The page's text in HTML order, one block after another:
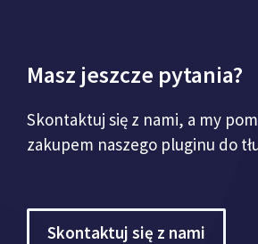
Masz jeszcze pytania?
Skontaktuj się z nami, a my
zakupem naszego pluginu do
Skontaktuj się z nami